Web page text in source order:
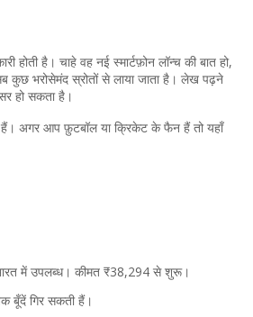
है। चाहे वह नई स्मार्टफ़ोन लॉन्च की बात हो,
कुछ भरोसेमंद स्रोतों से लाया जाता है। लेख पढ़ने
हो सकता है।
हैं। अगर आप फ़ुटबॉल या क्रिकेट के फैन हैं तो यहाँ
में उपलब्ध। कीमत ₹38,294 से शुरू।
बूँदें गिर सकती हैं।